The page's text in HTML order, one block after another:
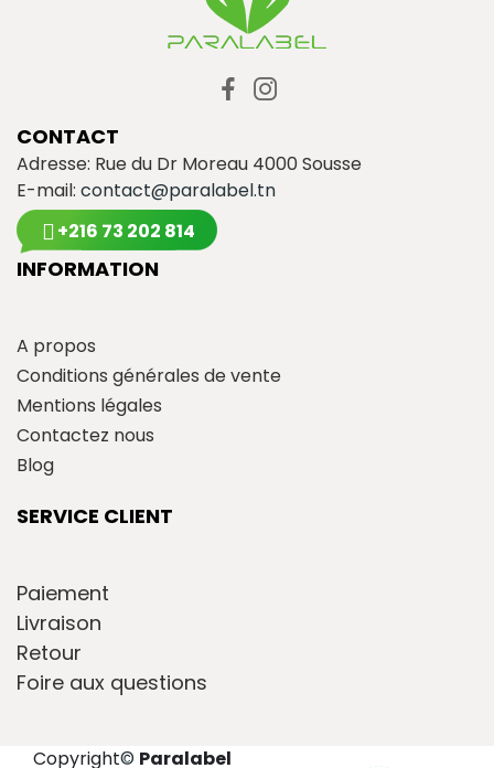
CONTACT
Adresse: Rue du Dr Moreau 4000 Sousse
E-mail: contact@paralabel.tn
+216 73 202 814
INFORMATION
A propos
Conditions générales de vente
Mentions légales
Contactez nous
Blog
SERVICE CLIENT
Paiement
Livraison
Retour
Foire aux questions
Copyright© Paralabel